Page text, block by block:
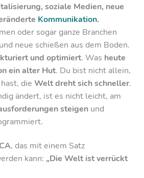
soziale Medien, neue
Kommunikation.
oder sogar ganze Branchen
neue schießen aus dem Boden.
und optimiert. Was heute
ein alter Hut. Du bist nicht allein,
die Welt dreht sich schneller.
ändert, ist es nicht leicht, am
steigen und
, das mit einem Satz
kann: „Die Welt ist verrückt